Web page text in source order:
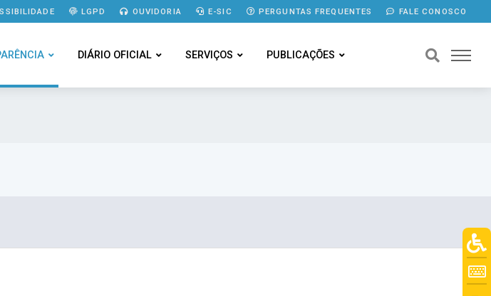
LGPD OUVIDORIA E-SIC PERGUNTAS FREQUENTES FALE CONOSCO
DIÁRIO OFICIAL SERVIÇOS PUBLICAÇÕES